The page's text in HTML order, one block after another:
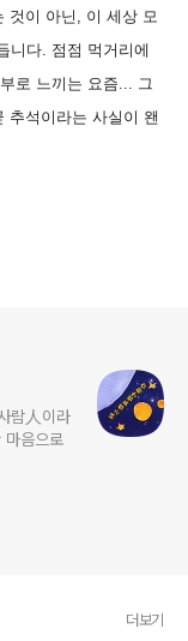
것이 아닌, 이 세상 모
니다. 점점 먹거리에
로 느끼는 요즘... 그
추석이라는 사실이 왠
람人이라
마음으로
더보기